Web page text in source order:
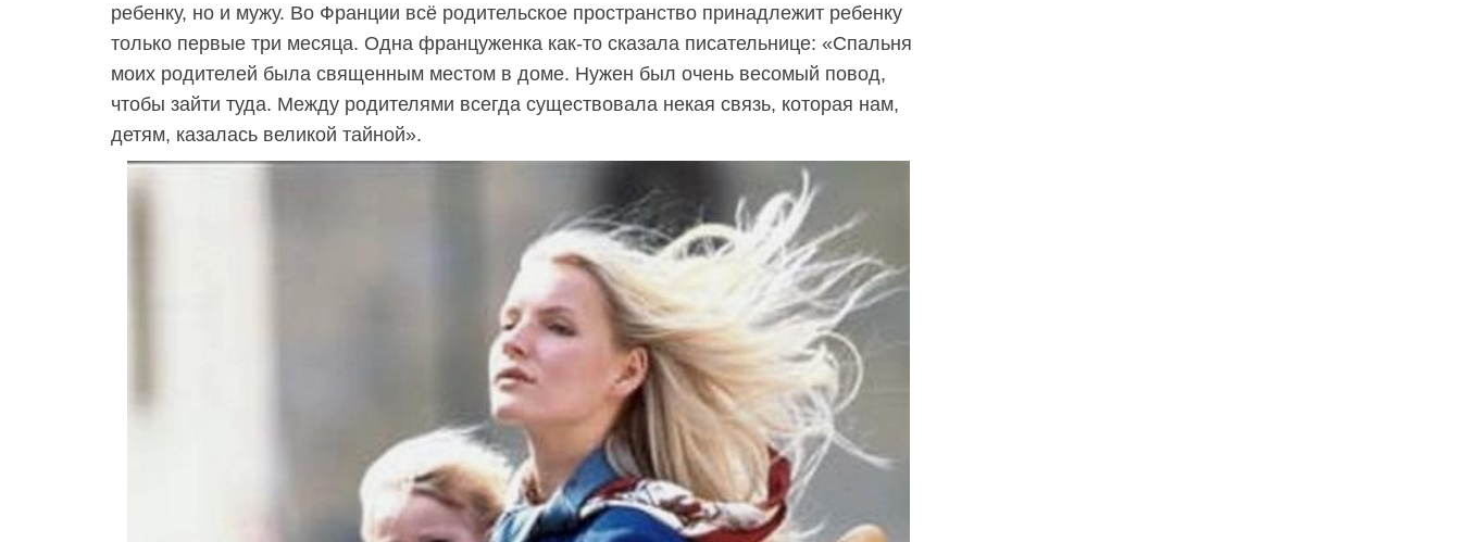
ребенку, но и мужу. Во Франции всё родительское пространство принадлежит ребенку
только первые три месяца. Одна француженка как-то сказала писательнице: «Спальня
моих родителей была священным местом в доме. Нужен был очень весомый повод,
чтобы зайти туда. Между родителями всегда существовала некая связь, которая нам,
детям, казалась великой тайной».